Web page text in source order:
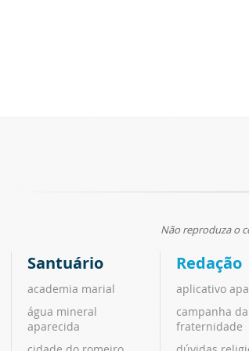
Não reproduza o
Santuário
academia marial
água mineral
aparecida
Redação
aplicativo
campanha da
fraternidade